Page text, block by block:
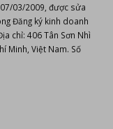
03/2009, được sửa
Đăng ký kinh doanh
chỉ: 406 Tân Sơn Nhì
Minh, Việt Nam. Số